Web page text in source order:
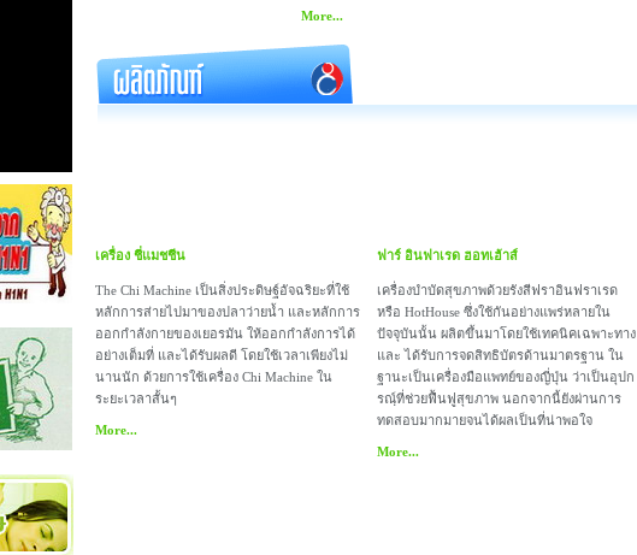
More...
เครื่อง ชี่แมชชีน
The Chi Machine เป็นสิ่งประดิษฐ์อัจฉริยะที่ใช้
หลักการส่ายไปมาของปลาว่ายน้ำ และหลักการ
ออกกำลังกายของเยอรมัน ให้ออกกำลังการได้
อย่างเต็มที่ และได้รับผลดี โดยใช้เวลาเพียงไม่
นานนัก ด้วยการใช้เครื่อง Chi Machine ใน
ระยะเวลาสั้นๆ
More...
ฟาร์ อินฟาเรด ฮอทเฮ้าส์
เครื่องบำบัดสุขภาพด้วยรังสีฟราอินฟราเรด
หรือ HotHouse ซึ่งใช้กันอย่างแพร่หลายใน
ปัจจุบันนั้น ผลิตขึ้นมาโดยใช้เทคนิคเฉพาะทาง
และ ได้รับการจดสิทธิบัตรด้านมาตรฐาน ใน
ฐานะเป็นเครื่องมือแพทย์ของญี่ปุ่น ว่าเป็นอุปก
รณฺ์ที่ช่วยฟื้นฟูสุขภาพ นอกจากนี้ยังผ่านการ
ทดสอบมากมายจนได้ผลเป็นที่น่าพอใจ
More...